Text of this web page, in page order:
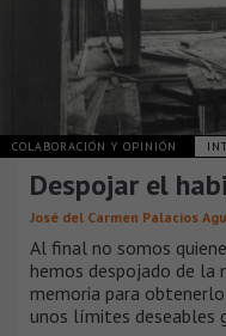
COLABORACIÓN Y OPINIÓN
Despojar el
José del Carmen Palacios
Al final no somos
hemos despojado de la
memoria para
unos límites deseables